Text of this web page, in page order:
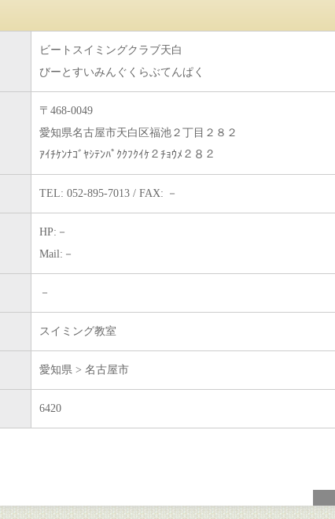
ビートスイミングクラブ天白
びーとすいみんぐくらぶてんぱく
〒468-0049
愛知県名古屋市天白区福池２丁目２８２
ｱｲﾁｹﾝﾅｺﾞﾔｼﾃﾝﾊﾟｸｸﾌｸｲｹ２ﾁｮｳﾒ２８２
TEL: 052-895-7013 / FAX: －
HP:－
Mail:－
－
スイミング教室
愛知県 > 名古屋市
6420